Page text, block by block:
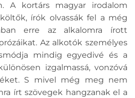
A kortárs magyar irodalom
írók olvassák fel a még
erre az alkalomra írott
Az alkotók személyes
mindig egyedivé és a
izgalmassá, vonzóvá
S mivel még meg nem
írt szövegek hangzanak el a